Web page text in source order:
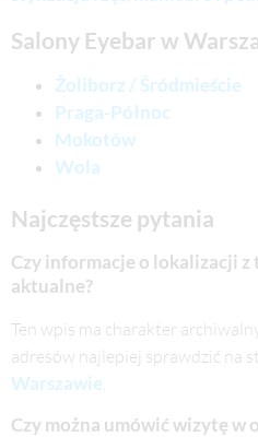
Salony Eyebar w
Żoliborz / Śródmieście
Praga-Północ
Mokotów
Wola
Najczęstsze pytania
Czy informacje o lokalizacji z
aktualne?
Ten wpis ma charakter
Warszawie
Czy można umówić wizytę w